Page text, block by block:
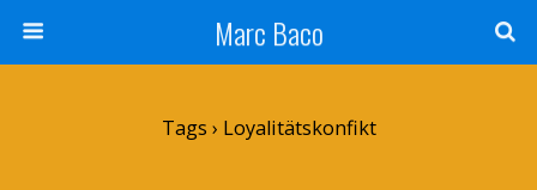
Marc Baco
Tags › Loyalitätskonfikt